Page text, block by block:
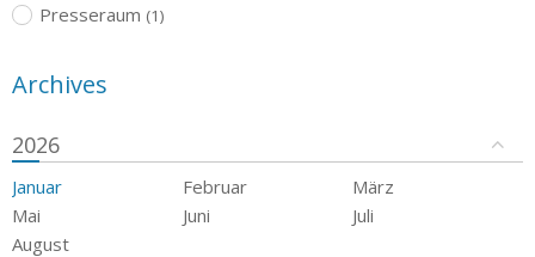
Presseraum (1)
Archives
2026
Januar Februar
März
Mai
Juni
Juli
August